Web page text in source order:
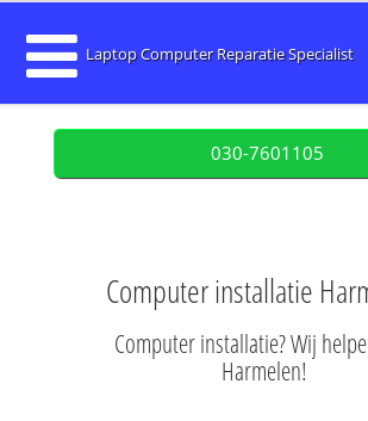
Laptop Computer Reparatie Specialist
030-7601105
Computer installatie
Computer installatie? Wij
Harmelen!